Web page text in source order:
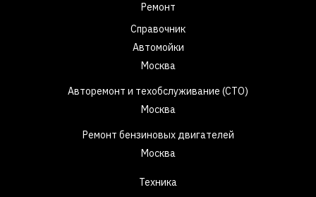
Ремонт
Справочник
Автомойки
Москва
Авторемонт и техобслуживание (СТО)
Москва
Ремонт бензиновых двигателей
Москва
Техника